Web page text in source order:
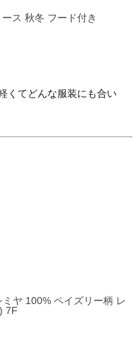
ス 秋冬 フード付き
くてどんな服装にも合い
ヤ 100% ペイズリー柄 レ
7F